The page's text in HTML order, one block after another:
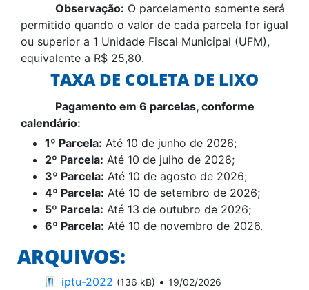
Observação: O parcelamento somente será
permitido quando o valor de cada parcela for igual
ou superior a 1 Unidade Fiscal Municipal (UFM),
equivalente a R$ 25,80.
TAXA DE COLETA DE LIXO
Pagamento em 6 parcelas, conforme
calendário:
1º Parcela: Até 10 de junho de 2026;
2º Parcela: Até 10 de julho de 2026;
3º Parcela: Até 10 de agosto de 2026;
4º Parcela: Até 10 de setembro de 2026;
5º Parcela: Até 13 de outubro de 2026;
6º Parcela: Até 10 de novembro de 2026.
ARQUIVOS:
iptu-2022 (136 kB) • 19/02/2026